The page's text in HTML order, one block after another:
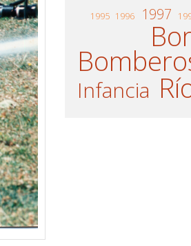
1995 1996 1997
Infancia